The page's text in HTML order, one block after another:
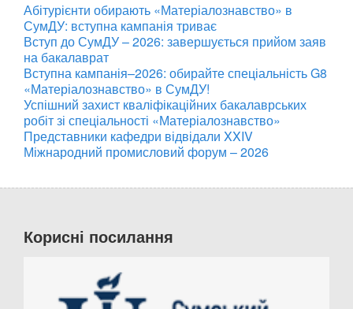
Абітурієнти обирають «Матеріалознавство» в
СумДУ: вступна кампанія триває
Вступ до СумДУ – 2026: завершується прийом заяв
на бакалаврат
Вступна кампанія–2026: обирайте спеціальність G8
«Матеріалознавство» в СумДУ!
Успішний захист кваліфікаційних бакалаврських
робіт зі спеціальності «Матеріалознавство»
Представники кафедри відвідали XXIV
Міжнародний промисловий форум – 2026
Корисні посилання